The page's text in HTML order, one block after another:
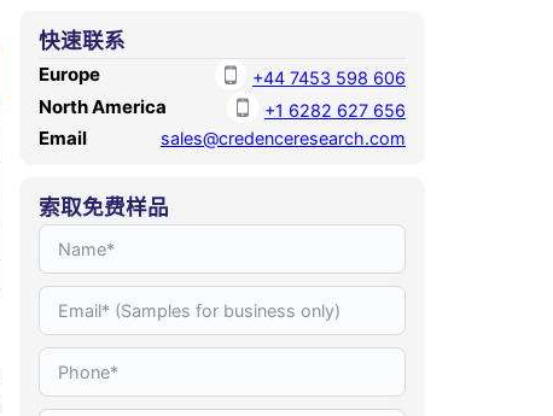
快速联系
Europe +44 7453 598 606
North America +1 6282 627 656
Email sales@credenceresearch.com
索取免费样品